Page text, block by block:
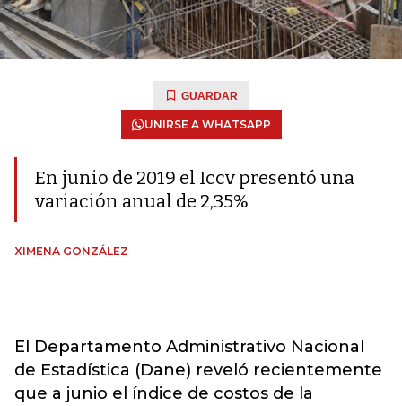
GUARDAR
UNIRSE A WHATSAPP
En junio de 2019 el Iccv presentó una
variación anual de 2,35%
XIMENA GONZÁLEZ
El Departamento Administrativo Nacional
de Estadística (Dane) reveló recientemente
que a junio el índice de costos de la